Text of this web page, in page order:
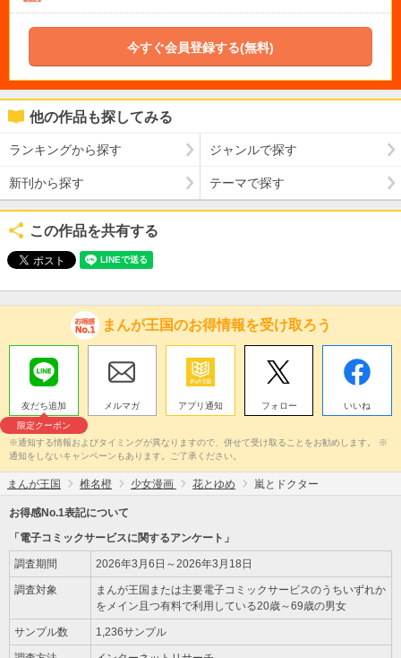
今すぐ会員登録する(無料)
他の作品も探してみる
ランキングから探す ジャンルで探す
新刊から探す テーマで探す
この作品を共有する
まんが王国のお得情報を受け取ろう
友だち追加
限定クーポン
メルマガ アプリ通知 フォロー いいね
※通知する情報およびタイミングが異なりますので、併せて受け取ることをお勧めします。 ※
通知をしないキャンペーンもあります。ご了承ください。
まんが王国 椎名橙 少女漫画 花とゆめ 嵐とドクター
お得感No.1表記について
「電子コミックサービスに関するアンケート」
調査期間 2026年3月6日～2026年3月18日
調査対象
まんが王国または主要電子コミックサービスのうちいずれか
をメイン且つ有料で利用している20歳～69歳の男女
サンプル数 1,236サンプル